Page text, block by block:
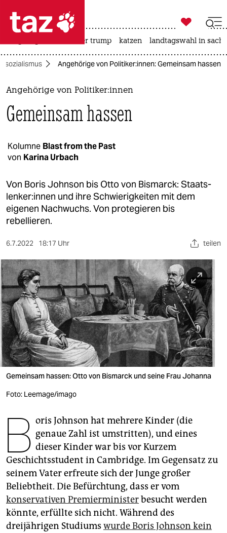
 taz zahl ich
taz zahl ich
themen
politik
gesellschaft
kultur
sport
berlin
nord
wahrheit
verlag
verlag
veranstaltungen
shop
fragen & hilfe
unterstützen
abo
genossenschaft
epaper login

taz zahl ich
usa unter trump katzen landtagswahl in
Angehörige von Po­li­ti­ke­r:in­nen: Gemeinsam hassen
Angehörige von Po­li­ti­ke­r:in­nen
Gemeinsam hassen
Kolumne Blast from the Past
von Karina Urbach
Von Boris Johnson bis Otto von Bismarck: Staats­
len­ke­r:in­nen und ihre Schwierigkeiten mit dem
eigenen Nachwuchs. Von protegieren bis
rebellieren.
6.7.2022 18:17 Uhr teilen
Gemeinsam hassen: Otto von Bismarck und seine Frau Johanna
Foto: Leemage/imago
B oris Johnson hat mehrere Kinder (die
genaue Zahl ist umstritten), und eines
dieser Kinder war bis vor Kurzem
Geschichtsstudent in Cambridge. Im Gegensatz zu
seinem Vater erfreute sich der Junge großer
Beliebtheit. Die Befürchtung, dass er vom
konservativen Premierministerbesucht werden
könnte, erfüllte sich nicht. Während des
dreijährigen Studiums wurde Boris Johnson kein